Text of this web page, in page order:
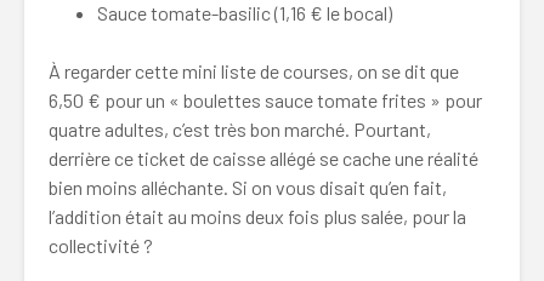
Sauce tomate-basilic (1,16 € le bocal)
À regarder cette mini liste de courses, on se dit que
6,50 € pour un « boulettes sauce tomate frites » pour
quatre adultes, c’est très bon marché. Pourtant,
derrière ce ticket de caisse allégé se cache une réalité
bien moins alléchante. Si on vous disait qu’en fait,
l’addition était au moins deux fois plus salée, pour la
collectivité ?